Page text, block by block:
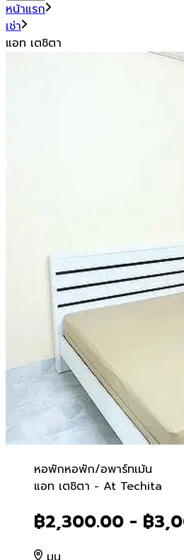
หน้าแรก
เช่า
แอท เตชิตา
หอพักหอพัก/อพาร์ทเม้น
แอท เตชิตา -
แอท เตชิตา - At Techita
฿2,300.00 - ฿